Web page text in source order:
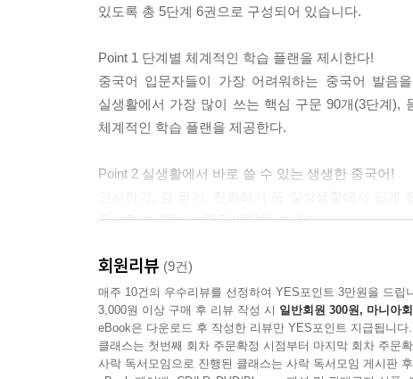
쓰 기 DVD 삼매경 *쉬어 가는 코너 중국 문화 中?的??
6과 海外生活 해외 생활
말하기 每逢佳?倍思?
듣 기 part1 ??,?空 part2 “吻”?“?”
읽 기 文化差?
있도록 총 5단계 6권으로 구성되어 있습니다.
Point 1 단계별 체계적인 학습 플랜을 제시한다!
중국어 입문자들이 가장 어려워하는 중국어 발음
실생활에서 가장 많이 쓰는 핵심 구문 90개(3단계),
체계적인 학습 플랜을 제공한다.
Point 2 실생활에서 바로 쓸 수 있는 생생한 중국어!
인사하기, 길 묻기, 전화하기 등 일상생활에서 쉽게
구사할 수 있는 능력을 배양할 수 있다.
Point 3 다양한 코너로 학습 내용을 무한 반복할 수 있
회화에서 학습한 내용은 문장 연습, 그림 보고 말하
학습하도록 각 코너들이 구성되어 있어 별도로 복습
Point 4 중국이야기, 노래, 게임 등으로 재미와 학습을
회원리뷰 (9건)
매주 10건의 우수리뷰를 선정하여 YES포인트 3만원을 드립
3,000원 이상 구매 후 리뷰 작성 시 일반회원 300원, 마니아
eBook은 다운로드 후 작성한 리뷰만 YES포인트 지급됩니다.
클래스는 첫번째 회차 주문확정 시점부터 마지막 회차 주문
사락 독서모임으로 진행된 클래스는 사락 독서모임 게시판